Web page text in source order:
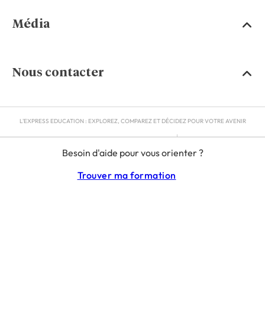
Besoin d'aide pour vous orienter ?
Trouver ma formation
Média
Nous contacter
L'EXPRESS EDUCATION : EXPLOREZ, COMPAREZ ET DÉCIDEZ POUR VOTRE AVENIR
RGPD